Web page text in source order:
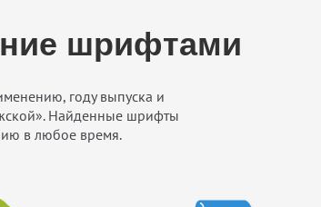
шрифтами
году выпуска и
Найденные шрифты
в любое время.